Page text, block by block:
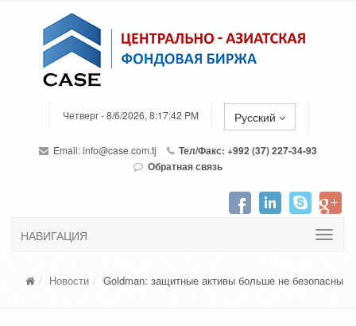
Четверг - 8/6/2026, 8:17:42 PM Русский
Email:info@case.com.tj
Тел/Факс: +992 (37) 227-34-93
Обратная связь
НАВИГАЦИЯ
Новости Goldman: защитные активы больше не безопасны